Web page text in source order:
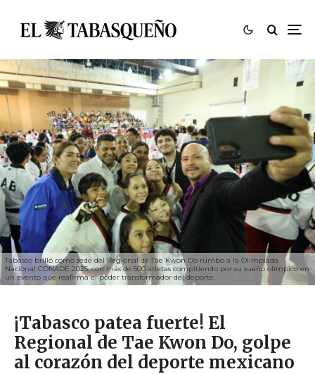
Tabasco brilló como sede del Regional de Tae Kwon Do rumbo a la Olimpiada
Nacional CONADE 2025, con más de 500 atletas compitiendo por su sueño olímpico en
un evento que reafirma el poder transformador del deporte.
¡Tabasco patea fuerte! El
Regional de Tae Kwon Do, golpe
al corazón del deporte mexicano